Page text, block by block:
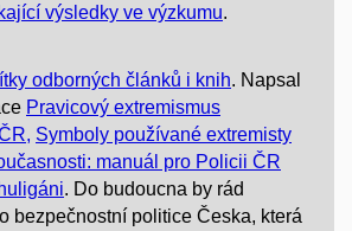
výsledky ve výzkumu.
odborných článků i knih. Napsal
Pravicový extremismus
Symboly používané extremisty
manuál pro Policii ČR
. Do budoucna by rád
bezpečnostní politice Česka, která